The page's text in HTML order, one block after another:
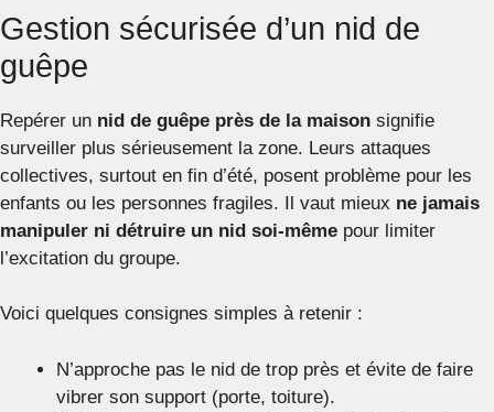
Gestion sécurisée d’un nid de
guêpe
Repérer un nid de guêpe près de la maison signifie
surveiller plus sérieusement la zone. Leurs attaques
collectives, surtout en fin d’été, posent problème pour les
enfants ou les personnes fragiles. Il vaut mieux ne jamais
manipuler ni détruire un nid soi-même pour limiter
l’excitation du groupe.
Voici quelques consignes simples à retenir :
N’approche pas le nid de trop près et évite de faire
vibrer son support (porte, toiture).